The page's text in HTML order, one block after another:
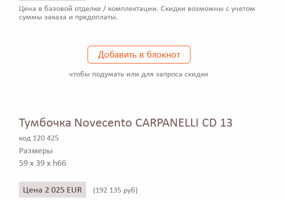
Цена в базовой отделке / комплектации. Скидки возможны с учетом
суммы заказа и предоплаты.
Добавить в блокнот
чтобы подумать или для запроса скидки
Тумбочка Novecento CARPANELLI CD 13
код 120 425
Размеры
59 x 39 x h66
Цена 2 025 EUR (192 135 руб)